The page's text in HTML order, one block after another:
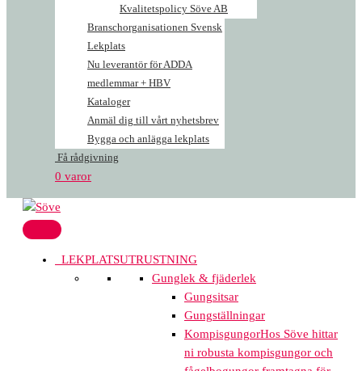
Kvalitetspolicy Söve AB
Branschorganisationen Svensk
Lekplats
Nu leverantör för ADDA
medlemmar + HBV
Kataloger
Anmäl dig till vårt nyhetsbrev
Bygga och anlägga lekplats
Få rådgivning
0 varor
LEKPLATSUTRUSTNING
Gunglek & fjäderlek
Gungsitsar
Gungställningar
KompisgungorHos Söve hittar
ni robusta kompisgungor och